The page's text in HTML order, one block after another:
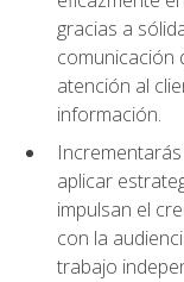
gracias a
comunicación
atención al
información.
aplicar
impulsan el
con la
trabajo